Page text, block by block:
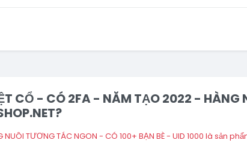
CỔ - CÓ 2FA - NĂM TẠO 2022 -
NUÔI TƯƠNG TÁC NGON - CÓ 100+ BẠN BÈ - UID 1000 là sản